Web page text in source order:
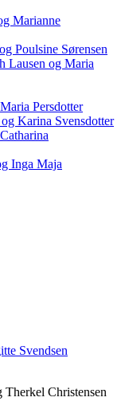
Marianne
Poulsine Sørensen
Lausen og Maria
Persdotter
Karina Svensdotter
Inga Maja
Svendsen
Therkel Christensen